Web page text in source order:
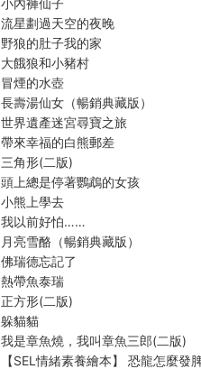
小內褲仙子
流星劃過天空的夜晚
野狼的肚子我的家
大餓狼和小豬村
冒煙的水壺
長壽湯仙女（暢銷典藏版）
世界遺產迷宮尋寶之旅
帶來幸福的白熊郵差
三角形(二版)
頭上總是停著鸚鵡的女孩
小熊上學去
我以前好怕……
月亮雪酪（暢銷典藏版）
佛瑞德忘記了
熱帶魚泰瑞
正方形(二版)
躲貓貓
我是章魚燒，我叫章魚三郎(二版)
【SEL情緒素養繪本】 恐龍怎麼發